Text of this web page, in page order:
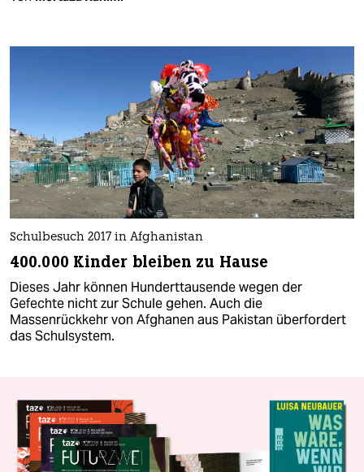
Schulbesuch 2017 in Afghanistan
400.000 Kinder bleiben zu Hause
Dieses Jahr können Hunderttausende wegen der
Gefechte nicht zur Schule gehen. Auch die
Massenrückkehr von Afghanen aus Pakistan überfordert
das Schulsystem.